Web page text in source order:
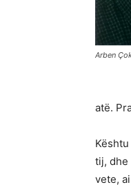
Arben
atë.
tij, dhe
vete,